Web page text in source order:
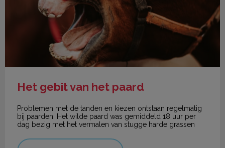
Het gebit van het paard
Problemen met de tanden en kiezen ontstaan regelmatig
bij paarden. Het wilde paard was gemiddeld 18 uur per
dag bezig met het vermalen van stugge harde grassen